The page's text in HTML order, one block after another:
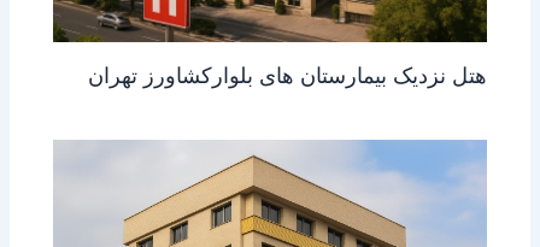
هتل نزدیک بیمارستان های بلوارکشاورز تهران